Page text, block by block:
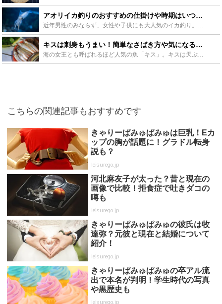
アオリイカ釣りのおすすめの仕掛けや時期はいつ？アオリイカ攻略知識まとめ - Leisurego(レジャーゴー)
近年男性のみならず、女性や子供にも大人気のイカ釣り。釣って良し食べて良しのイカですが、なぜここまで多くの人々を魅了するのでしょうか？ここではイカ釣りの時期やポイント、仕掛けや釣り方などアオリイカの魅...
キスは刺身もうまい！簡単なさばき方や気になる寄生虫についてもご紹介 - Leisurego(レジャーゴー)
海の女王とも呼ばれるほど人気の魚「キス」。キスは天ぷらや塩焼きのイメージがありますが、旬の刺身の味はとにかく絶品です。ただし小ぶりのキスはさばくのに手間がかかります。そこで、キスのおいしい刺身を食べ...
こちらの関連記事もおすすめです
きゃりーぱみゅぱみゅは巨乳！Eカ
ップの胸が話題に！グラドル転身
説も？
leisurego.jp
河北麻友子が太った？昔と現在の
画像で比較！拒食症で吐きダコの
噂も
leisurego.jp
きゃりーぱみゅぱみゅの彼氏は牧
達弥？元彼と現在と結婚について
紹介！
leisurego.jp
きゃりーぱみゅぱみゅの卒アル流
出で本名が判明！学生時代の写真
や黒歴史も
leisurego.jp